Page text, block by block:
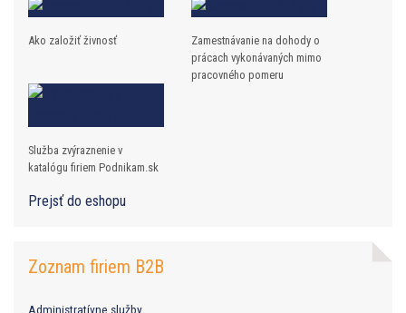
Ako založiť živnosť
Zamestnávanie na dohody o
prácach vykonávaných mimo
pracovného pomeru
Služba zvýraznenie v
katalógu firiem Podnikam.sk
Prejsť do eshopu
Zoznam firiem B2B
Administratívne služby